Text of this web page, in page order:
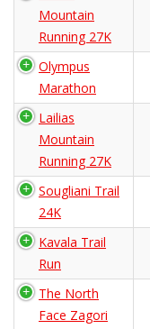
Mountain
Running 27K
Olympus
Marathon
Lailias
Mountain
Running 27K
Sougliani Trail
24K
Kavala Trail
Run
The North
Face Zagori